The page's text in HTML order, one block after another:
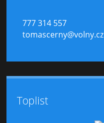
777 314 557
tomascerny@volny.cz
Toplist